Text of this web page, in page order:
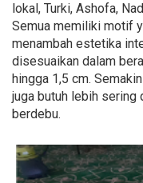
lokal, Turki, Ashofa,
Semua memiliki motif
menambah estetika
disesuaikan dalam
hingga 1,5 cm.
juga butuh lebih
berdebu.